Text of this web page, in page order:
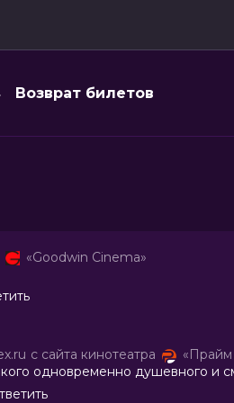
Возврат билетов
«Goodwin Cinema»
с сайта кинотеатра
одновременно душевного и